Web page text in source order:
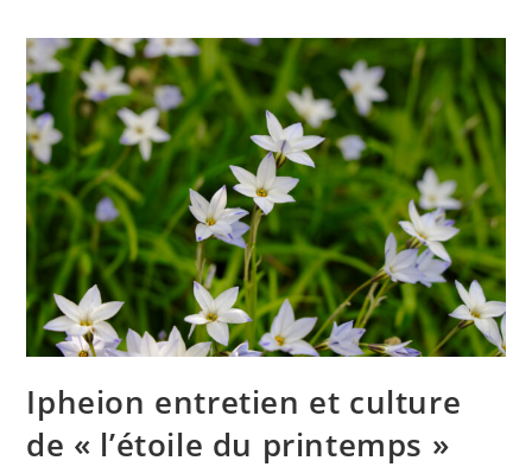
Ipheion entretien et culture
de « l’étoile du printemps »